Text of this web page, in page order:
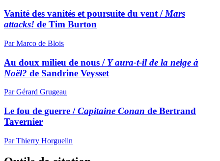
Vanité des vanités et poursuite du vent /Mars
attacks! de Tim Burton
Par Marco de Blois
Au doux milieu de nous / Y aura-t-il de la neige à
Noël? de Sandrine Veysset
Par Gérard Grugeau
Le fou de guerre /Capitaine Conan de Bertrand
Tavernier
Par Thierry Horguelin